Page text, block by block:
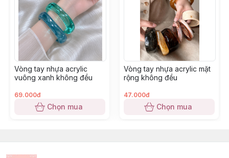
Vòng tay nhựa acrylic
vuông xanh không đều
69.000đ
Chọn mua
Vòng tay nhựa acrylic mặt
rộng không đều
47.000đ
Chọn mua